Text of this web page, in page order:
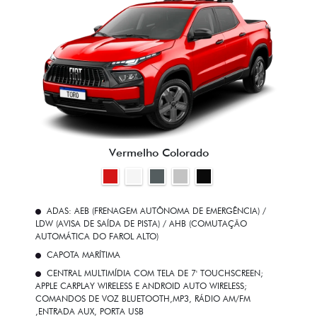
Vermelho Colorado
ADAS: AEB (FRENAGEM AUTÔNOMA DE EMERGÊNCIA) /
LDW (AVISA DE SAÍDA DE PISTA) / AHB (COMUTAÇÃO
AUTOMÁTICA DO FAROL ALTO)
CAPOTA MARÍTIMA
CENTRAL MULTIMÍDIA COM TELA DE 7' TOUCHSCREEN;
APPLE CARPLAY WIRELESS E ANDROID AUTO WIRELESS;
COMANDOS DE VOZ BLUETOOTH,MP3, RÁDIO AM/FM
,ENTRADA AUX, PORTA USB